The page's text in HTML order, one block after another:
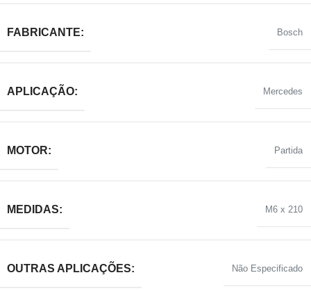
FABRICANTE: Bosch
APLICAÇÃO: Mercedes
MOTOR: Partida
MEDIDAS: M6 x 210
OUTRAS APLICAÇÕES: Não Especificado